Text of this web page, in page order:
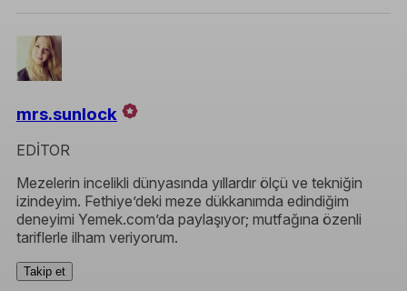
mrs.sunlock
EDİTOR
Mezelerin incelikli dünyasında yıllardır ölçü ve tekniğin
izindeyim. Fethiye’deki meze dükkanımda edindiğim
deneyimi Yemek.com’da paylaşıyor; mutfağına özenli
tariflerle ilham veriyorum.
Takip et